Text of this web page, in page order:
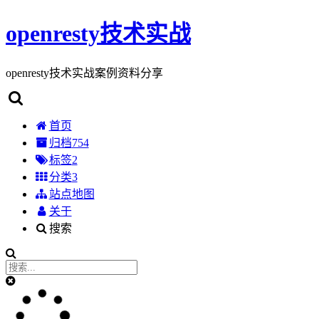
openresty技术实战
openresty技术实战案例资料分享
首页
归档754
标签2
分类3
站点地图
关于
搜索